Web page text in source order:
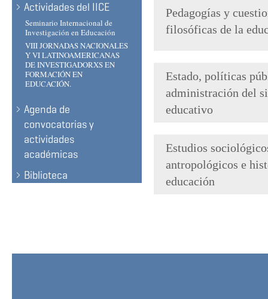
Actividades del IICE
Seminario Internacional de
Investigación en Educación
VIII JORNADAS NACIONALES
Y VI LATINOAMERICANAS
DE INVESTIGADORXS EN
FORMACIÓN EN
EDUCACIÓN.
Agenda de
convocatorias y
actividades
académicas
Biblioteca
Pedagogías y
filosóficas de la
Estado, políticas
administración del
educativo
Estudios
antropológicos e
educación